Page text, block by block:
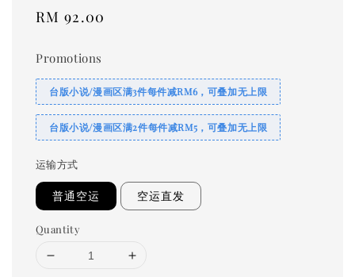
Regular
RM 92.00
Promotions
台版小说/漫画区满3件每件减RM6，可叠加无上限
台版小说/漫画区满2件每件减RM5，可叠加无上限
运输方式
普通空运 空运直发
Quantity